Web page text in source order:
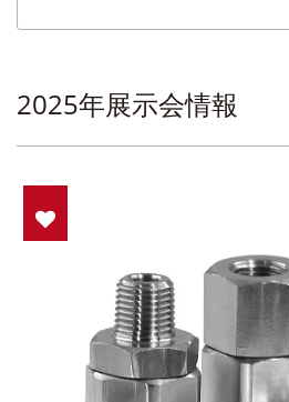
2025年展示会情報